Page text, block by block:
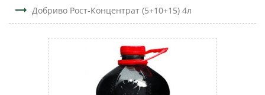
trending_flat Добриво Рост-Концентрат (5+10+15) 4л